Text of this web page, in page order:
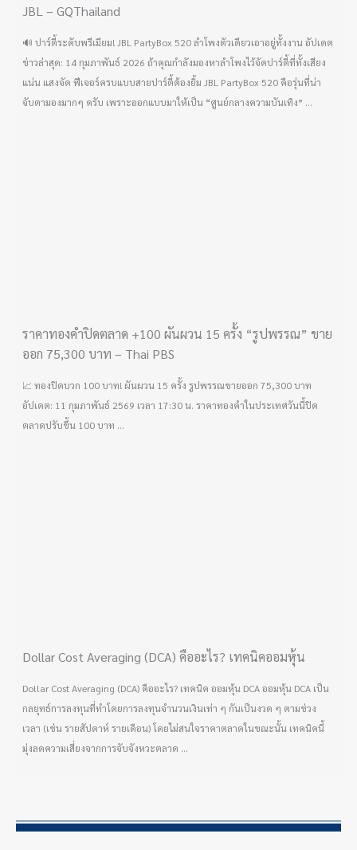
JBL – GQThailand
🔊 ปาร์ตี้ระดับพรีเมียม! JBL PartyBox 520 ลำโพงตัวเดียวเอาอยู่ทั้งงาน อัปเดต
ข่าวล่าสุด: 14 กุมภาพันธ์ 2026 ถ้าคุณกำลังมองหาลำโพงไว้จัดปาร์ตี้ที่ทั้งเสียง
แน่น แสงจัด ฟีเจอร์ครบแบบสายปาร์ตี้ต้องยิ้ม JBL PartyBox 520 คือรุ่นที่น่า
จับตามองมากๆ ครับ เพราะออกแบบมาให้เป็น “ศูนย์กลางความบันเทิง” ...
ราคาทองคำปิดตลาด +100 ผันผวน 15 ครั้ง “รูปพรรณ” ขาย
ออก 75,300 บาท – Thai PBS
📈 ทองปิดบวก 100 บาท! ผันผวน 15 ครั้ง รูปพรรณขายออก 75,300 บาท
อัปเดต: 11 กุมภาพันธ์ 2569 เวลา 17:30 น. ราคาทองคำในประเทศวันนี้ปิด
ตลาดปรับขึ้น 100 บาท ...
Dollar Cost Averaging (DCA) คืออะไร? เทคนิคออมหุ้น
Dollar Cost Averaging (DCA) คืออะไร? เทคนิค ออมหุ้น DCA ออมหุ้น DCA เป็น
กลยุทธ์การลงทุนที่ทำโดยการลงทุนจำนวนเงินเท่า ๆ กันเป็นงวด ๆ ตามช่วง
เวลา (เช่น รายสัปดาห์ รายเดือน) โดยไม่สนใจราคาตลาดในขณะนั้น เทคนิคนี้
มุ่งลดความเสี่ยงจากการจับจังหวะตลาด ...